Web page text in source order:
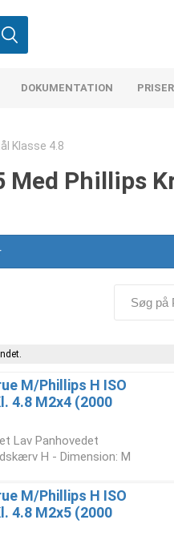
DOKUMENTATION
Klasse 4.8
Med Phillips
M/Phillips H ISO
4.8 M2x4 (2000
Lav Panhovedet
H - Dimension: M
M/Phillips H ISO
4.8 M2x5 (2000